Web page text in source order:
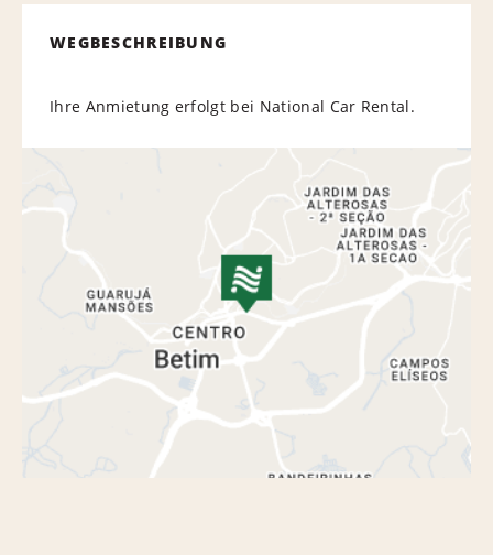
WEGBESCHREIBUNG
Ihre Anmietung erfolgt bei National Car Rental.